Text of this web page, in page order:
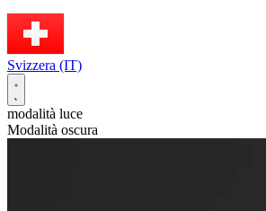
Svizzera (IT)
modalità luce
Modalità oscura